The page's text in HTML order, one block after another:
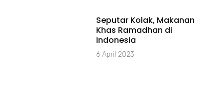
Seputar Kolak, Makanan
Khas Ramadhan di
Indonesia
6 April 2023